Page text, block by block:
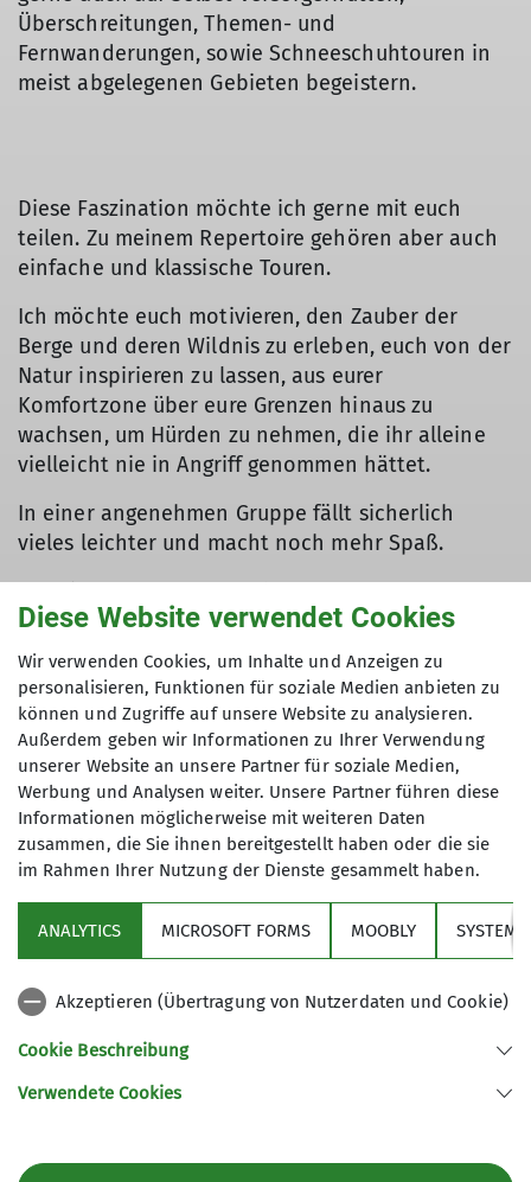
Überschreitungen, Themen- und
Fernwanderungen, sowie Schneeschuhtouren in
meist abgelegenen Gebieten begeistern.
Diese Faszination möchte ich gerne mit euch
teilen. Zu meinem Repertoire gehören aber auch
einfache und klassische Touren.
Ich möchte euch motivieren, den Zauber der
Berge und deren Wildnis zu erleben, euch von der
Natur inspirieren zu lassen, aus eurer
Komfortzone über eure Grenzen hinaus zu
wachsen, um Hürden zu nehmen, die ihr alleine
vielleicht nie in Angriff genommen hättet.
In einer angenehmen Gruppe fällt sicherlich
vieles leichter und macht noch mehr Spaß.
wo Du zu Fuß warst bist Du auch wirklich
gewesen“ begleitet mich seither und wer diese
Faszination erlebt, wird dieses Zitat verstehen.
Euer, Markus“
Über den Verein
Service
Sektion Markt Schwaben des Deutschen Alpenvereins e.V.
Diese Website verwendet Cookies
Wir verwenden Cookies, um Inhalte und Anzeigen zu
personalisieren, Funktionen für soziale Medien anbieten zu
können und Zugriffe auf unsere Website zu analysieren.
Außerdem geben wir Informationen zu Ihrer Verwendung
unserer Website an unsere Partner für soziale Medien,
Werbung und Analysen weiter. Unsere Partner führen diese
Informationen möglicherweise mit weiteren Daten
zusammen, die Sie ihnen bereitgestellt haben oder die sie
im Rahmen Ihrer Nutzung der Dienste gesammelt haben.
ANALYTICS MICROSOFT FORMS MOOBLY SYSTEM
Akzeptieren (Übertragung von Nutzerdaten und Cookie)
Cookie Beschreibung
Verwendete Cookies